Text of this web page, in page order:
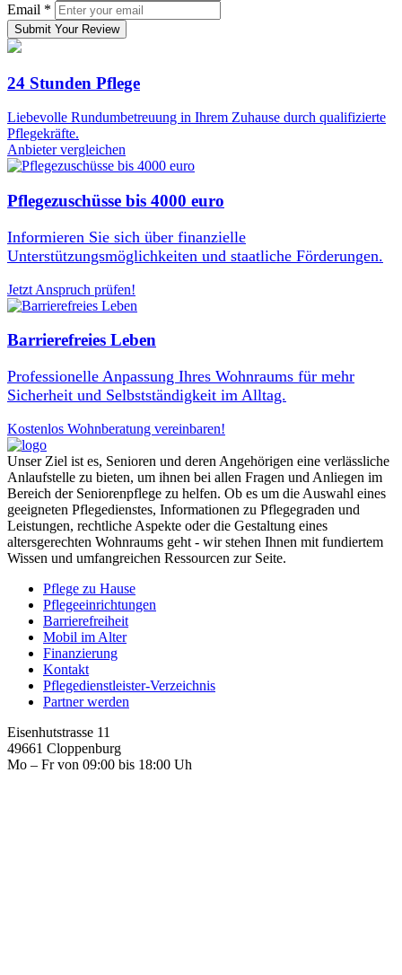
Email *
Submit Your Review
24 Stunden Pflege
Liebevolle Rundumbetreuung in Ihrem Zuhause durch qualifizierte
Pflegekräfte.
Anbieter vergleichen
Pflegezuschüsse bis 4000 euro
Informieren Sie sich über finanzielle
Unterstützungsmöglichkeiten und staatliche Förderungen.
Jetzt Anspruch prüfen!
Barrierefreies Leben
Professionelle Anpassung Ihres Wohnraums für mehr
Sicherheit und Selbstständigkeit im Alltag.
Kostenlos Wohnberatung vereinbaren!
Unser Ziel ist es, Senioren und deren Angehörigen eine verlässliche
Anlaufstelle zu bieten, um ihnen bei allen Fragen und Anliegen im
Bereich der Seniorenpflege zu helfen. Ob es um die Auswahl eines
geeigneten Pflegedienstes, Informationen zu Pflegegraden und
Leistungen, rechtliche Aspekte oder die Gestaltung eines
altersgerechten Wohnraums geht - wir stehen Ihnen mit fundiertem
Wissen und umfangreichen Ressourcen zur Seite.
Pflege zu Hause
Pflegeeinrichtungen
Barrierefreiheit
Mobil im Alter
Finanzierung
Kontakt
Pflegedienstleister-Verzeichnis
Partner werden
Eisenhutstrasse 11
49661 Cloppenburg
Mo – Fr von 09:00 bis 18:00 Uh